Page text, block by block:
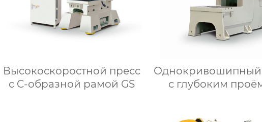
Высокоскоростной пресс
с C-образной рамой GS
Однокривошипный
с глубоким